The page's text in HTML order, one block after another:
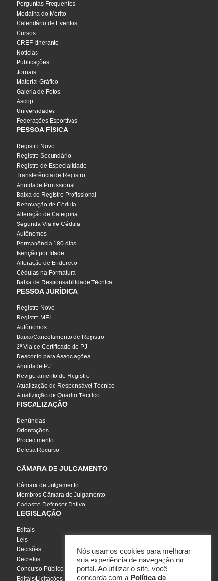
Perguntas Frequentes
Medalha do Mérito
Calendário de Eventos
Cursos
CREF Itinerante
Notícias
Publicações
Jornais
Material Gráfico
Galeria de Fotos
Ascop
Universidades
Federações Esportivas
PESSOA FÍSICA
Registro Novo
Registro Secundário
Registro de Especialidade
Transferência de Registro
Anuidade Profissional
Baixa de Registro Profissional
Renovação de Cédula
Alteração de Categoria
Segunda Via de Cédula
Autônomos
Permanência 180 dias
Isenção por Idade
Alteração de Endereço
Cédulas na Formatura
Baixa de Responsabilidade Técnica
PESSOA JURÍDICA
Registro Novo
Registro MEI
Autônomos
Baixa/Cancelamento de Registro
2ª Via de Certificado de PJ
Desconto para Associações
Anuidade PJ
Revigoramento de Registro
Atualização de Responsável Técnico
Atualização de Quadro Técnico
FISCALIZAÇÃO
Denúncias
Orientações
Procedimento
Defesa|Recurso
CÂMARA DE JULGAMENTO
Câmara de Julgamento
Membros Câmara de Julgamento
Cadastro Defensor Dativo
LEGISLAÇÃO
Editais
Leis
Decisões
Decretos
Concurso Público
Editais/Licitações
Nós usamos cookies para melhorar
sua experiência de navegação no
portal. Ao utilizar o site, você
concorda com a Política de